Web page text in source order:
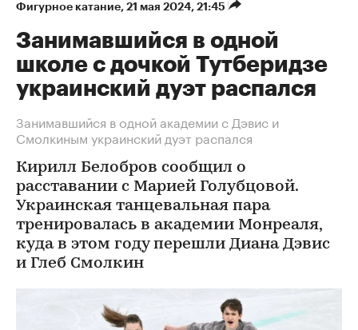
Фигурное катание⁠, 21 мая 2024, 21:45
Занимавшийся в одной
школе с дочкой Тутберидзе
украинский дуэт распался
Занимавшийся в одной академии с Дэвис и
Смолкиным украинский дуэт распался
Кирилл Белобров сообщил о
расставании с Марией Голубцовой.
Украинская танцевальная пара
тренировалась в академии Монреаля,
куда в этом году перешли Диана Дэвис
и Глеб Смолкин